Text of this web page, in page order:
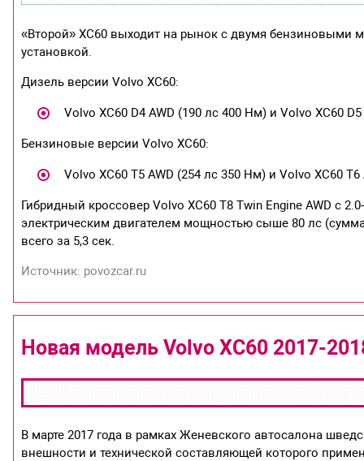
«Второй» XC60 выходит на рынок с двумя бензиновыми
установкой.
Дизель версии Volvo XC60:
Volvo XC60 D4 AWD (190 лс 400 Нм) и Volvo XC60
Бензиновые версии Volvo XC60:
Volvo XC60 T5 AWD (254 лс 350 Нм) и Volvo XC60
Гибридный кроссовер Volvo XC60 T8 Twin Engine AWD
электрическим двигателем мощностью сыше 80 лс
всего за 5,3 сек.
Источник: povozcar.ru
Новая модель Volvo XC60 2017-
В марте 2017 года в рамках Женевского автосалона
внешности и технической составляющей которого